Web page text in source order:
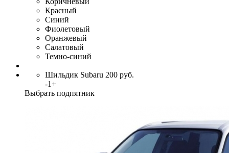
Красный
Синий
Фиолетовый
Оранжевый
Салатовый
Темно-синий
Шильдик Subaru 200 руб.
-1+
Выбрать подпятник